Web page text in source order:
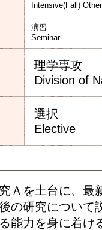
Intensive(Fall)
演習
Seminar
理学専攻
Division of
選択
Elective
Ａを土台に、最
の研究につい
能力を身に着け